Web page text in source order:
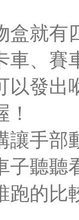
盒就有
車、賽
以發出
讓手部
子聽聽
跑的比